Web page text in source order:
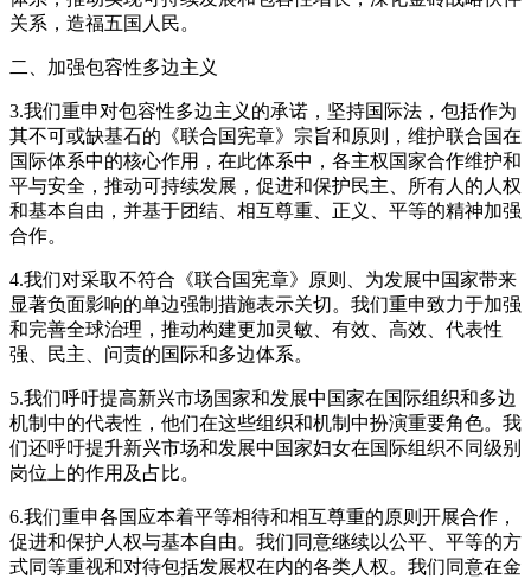
关系，造福五国人民。
二、加强包容性多边主义
3.我们重申对包容性多边主义的承诺，坚持国际法，包括作为
其不可或缺基石的《联合国宪章》宗旨和原则，维护联合国在
国际体系中的核心作用，在此体系中，各主权国家合作维护和
平与安全，推动可持续发展，促进和保护民主、所有人的人权
和基本自由，并基于团结、相互尊重、正义、平等的精神加强
合作。
4.我们对采取不符合《联合国宪章》原则、为发展中国家带来
显著负面影响的单边强制措施表示关切。我们重申致力于加强
和完善全球治理，推动构建更加灵敏、有效、高效、代表性
强、民主、问责的国际和多边体系。
5.我们呼吁提高新兴市场国家和发展中国家在国际组织和多边
机制中的代表性，他们在这些组织和机制中扮演重要角色。我
们还呼吁提升新兴市场和发展中国家妇女在国际组织不同级别
岗位上的作用及占比。
6.我们重申各国应本着平等相待和相互尊重的原则开展合作，
促进和保护人权与基本自由。我们同意继续以公平、平等的方
式同等重视和对待包括发展权在内的各类人权。我们同意在金